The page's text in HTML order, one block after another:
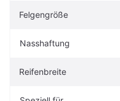
Felgengröße
Nasshaftung
Reifenbreite